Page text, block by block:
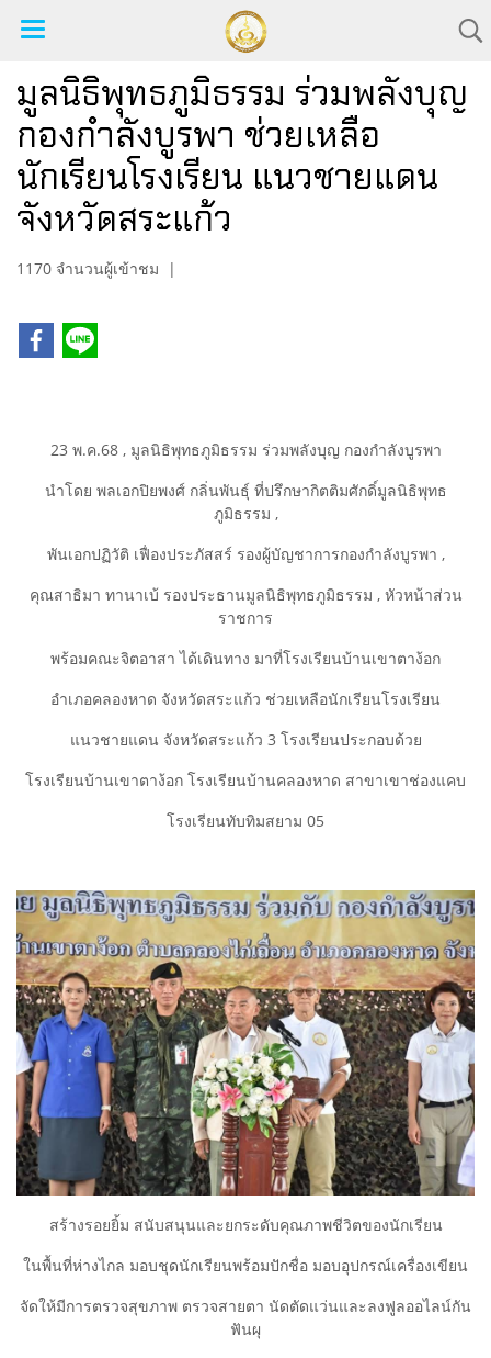
มูลนิธิพุทธภูมิธรรม ร่วมพลังบุญ
กองกำลังบูรพา ช่วยเหลือ
นักเรียนโรงเรียน แนวชายแดน
จังหวัดสระแก้ว
1170 จำนวนผู้เข้าชม |
23 พ.ค.68 , มูลนิธิพุทธภูมิธรรม ร่วมพลังบุญ กองกำลังบูรพา
นำโดย พลเอกปิยพงศ์ กลิ่นพันธุ์ ที่ปรึกษากิตติมศักดิ์มูลนิธิพุทธ
ภูมิธรรม ,
พันเอกปฏิวัติ เฟื่องประภัสสร์ รองผู้บัญชาการกองกำลังบูรพา ,
คุณสาธิมา ทานาเบ้ รองประธานมูลนิธิพุทธภูมิธรรม , หัวหน้าส่วน
ราชการ
พร้อมคณะจิตอาสา ได้เดินทาง มาที่โรงเรียนบ้านเขาตาง้อก
อำเภอคลองหาด จังหวัดสระแก้ว ช่วยเหลือนักเรียนโรงเรียน
แนวชายแดน จังหวัดสระแก้ว 3 โรงเรียนประกอบด้วย
โรงเรียนบ้านเขาตาง้อก โรงเรียนบ้านคลองหาด สาขาเขาช่องแคบ
โรงเรียนทับทิมสยาม 05
สร้างรอยยิ้ม สนับสนุนและยกระดับคุณภาพชีวิตของนักเรียน
ในพื้นที่ห่างไกล มอบชุดนักเรียนพร้อมปักชื่อ มอบอุปกรณ์เครื่องเขียน
จัดให้มีการตรวจสุขภาพ ตรวจสายตา นัดตัดแว่นและลงฟูลออไลน์กัน
ฟันผุ